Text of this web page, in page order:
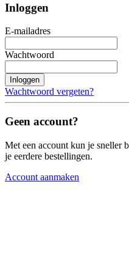
Inloggen
E-mailadres
Wachtwoord
Inloggen
Wachtwoord vergeten?
Geen account?
Met een account kun je sneller
je eerdere bestellingen.
Account aanmaken